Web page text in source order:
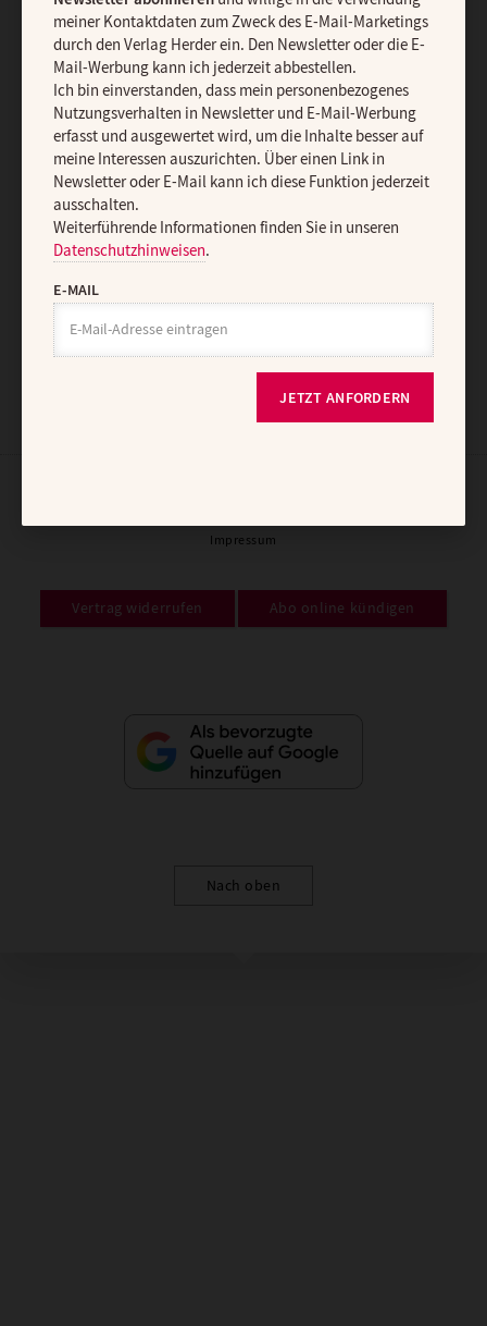
Den Newsletter oder die E-Mail-Werbung kann ich jederzeit
abbestellen.
Ich bin einverstanden, dass mein personenbezogenes
Nutzungsverhalten in Newsletter und E-Mail-Werbung erfasst und
ausgewertet wird, um die Inhalte besser auf meine Interessen
auszurichten. Über einen Link in Newsletter oder E-Mail kann ich
diese Funktion jederzeit ausschalten.
Weiterführende Informationen finden Sie in unseren
Datenschutzhinweisen.
E-MAIL
Impressum
Vertrag widerrufen Abo online kündigen
Nach oben
meiner Kontaktdaten zum Zweck des E-Mail-Marketings
durch den Verlag Herder ein. Den Newsletter oder die E-
Mail-Werbung kann ich jederzeit abbestellen.
Ich bin einverstanden, dass mein personenbezogenes
Nutzungsverhalten in Newsletter und E-Mail-Werbung
erfasst und ausgewertet wird, um die Inhalte besser auf
meine Interessen auszurichten. Über einen Link in
Newsletter oder E-Mail kann ich diese Funktion jederzeit
ausschalten.
Weiterführende Informationen finden Sie in unseren
Datenschutzhinweisen.
E-MAIL
JETZT ANFORDERN